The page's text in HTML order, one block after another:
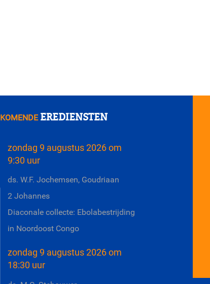
KOMENDEEREDIENSTEN
zondag 9 augustus 2026 om
9:30 uur
ds. W.F. Jochemsen, Goudriaan
2 Johannes
Diaconale collecte: Ebolabestrijding
in Noordoost Congo
zondag 9 augustus 2026 om
18:30 uur